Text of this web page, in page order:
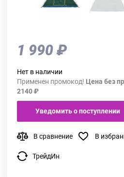
1 990 ₽
Нет в наличии
Применен промокод! Цена без
2140 ₽
Уведомить о поступлении
В сравнение В
ТрейдИн